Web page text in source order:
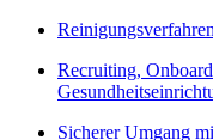
Recruiting,
Sicherer Umgang